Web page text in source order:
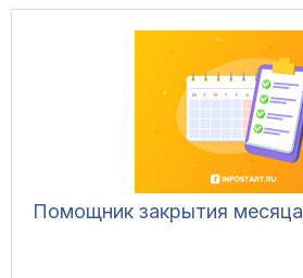
Помощник закрытия месяца